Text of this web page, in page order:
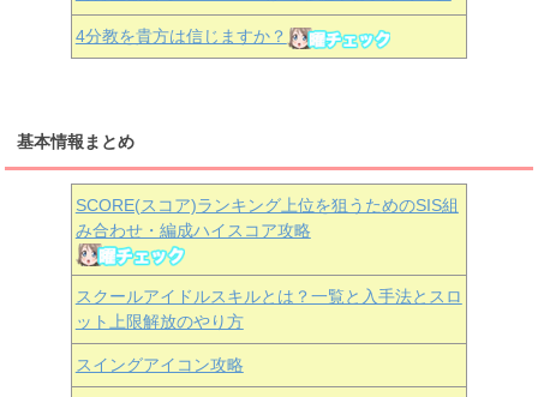
4分教を貴方は信じますか？
基本情報まとめ
SCORE(スコア)ランキング上位を狙うためのSIS組
み合わせ・編成ハイスコア攻略
スクールアイドルスキルとは？一覧と入手法とスロ
ット上限解放のやり方
スイングアイコン攻略